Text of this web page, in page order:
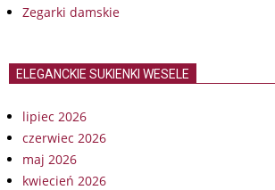
Zegarki damskie
ELEGANCKIE SUKIENKI WESELE
lipiec 2026
czerwiec 2026
maj 2026
kwiecień 2026